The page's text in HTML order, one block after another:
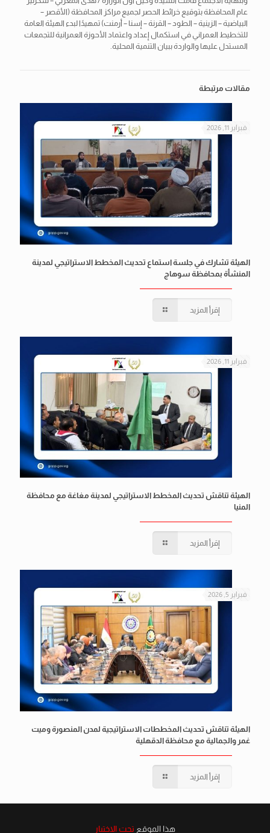
عام المحافظة بتوقيع خرائط الحصر لجميع مراكز المحافظة (الأقصر –
البياضية – الزينية – الطود – القرنة – إسنا – أرمنت) تمهيدًا لبدء الهيئة العامة
للتخطيط العمراني في استكمال إعداد واعتماد الأحوزة العمرانية للتجمعات
المستدل عليها والواردة ببيان التنمية المحلية.
مقالات مرتبطة
فبراير 11, 2026
الهيئة تشارك في جلسة استماع تحديث المخطط الاستراتيجي لمدينة
المنشأة بمحافظة سوهاج
إقرأ المزيد
فبراير 11, 2026
الهيئة تناقش تحديث المخطط الاستراتيجي لمدينة مغاغة مع محافظة
المنيا
إقرأ المزيد
فبراير 5, 2026
الهيئة تناقش تحديث المخططات الاستراتيجية لمدن المنصورة وميت
غمر والجمالية مع محافظة الدقهلية
إقرأ المزيد
هذا الموقع تحت الاختبار